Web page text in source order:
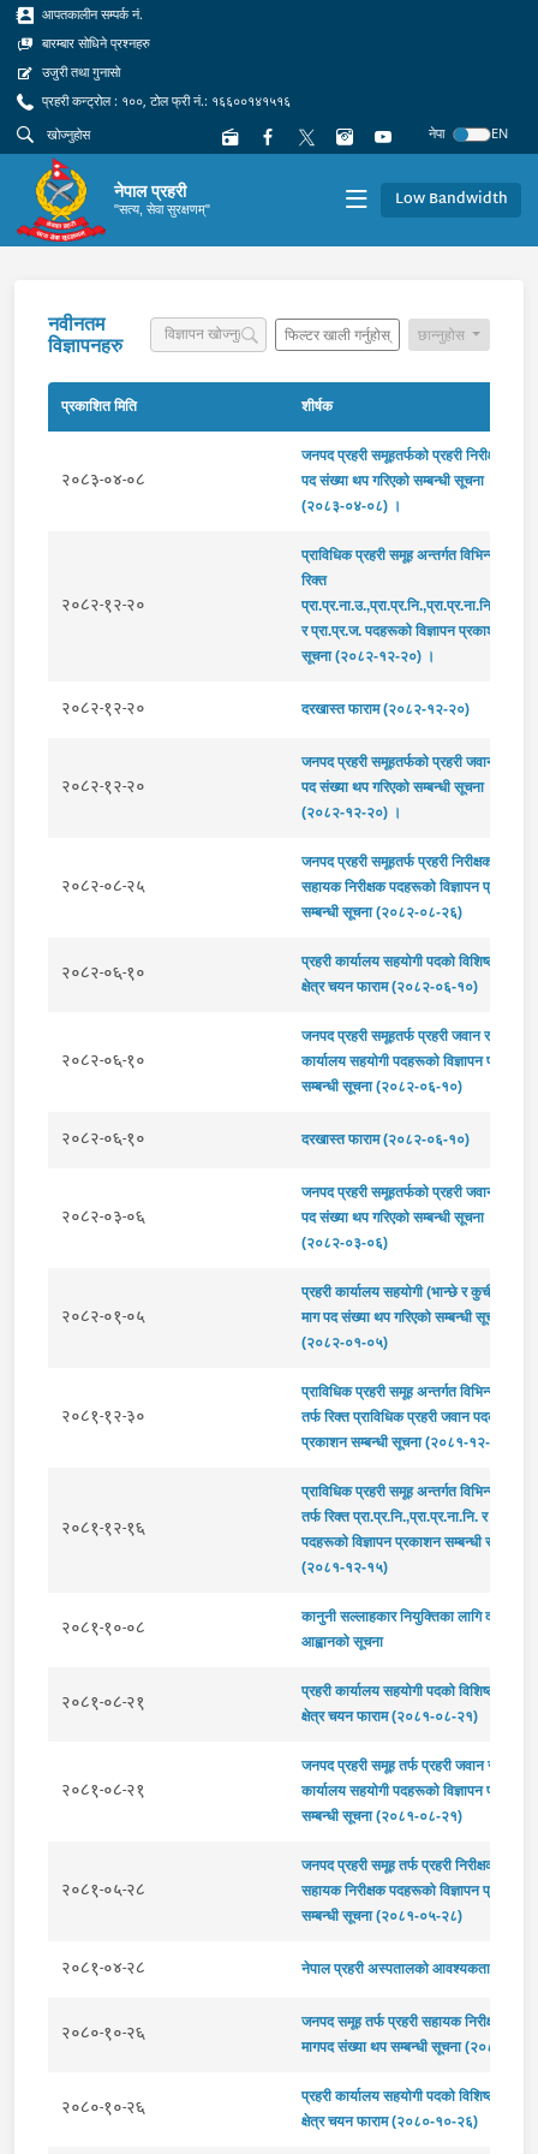
आपतकालीन सम्पर्क नं.
बारम्बार सोधिने प्रश्नहरु
उजुरी तथा गुनासो
प्रहरी कन्ट्रोल : १००, टोल फ्री नं.: १६६००१४१५१६
नेपा
EN
नेपाल प्रहरी
"सत्य, सेवा सुरक्षणम्" Low Bandwidth
नवीनतम
विज्ञापनहरु
फिल्टर खाली गर्नुहोस् छान्नुहोस
प्रकाशित मिति शीर्षक
२०८३-०४-०८
जनपद प्रहरी समूहतर्फको प्रहरी निरीक्षक
पद संख्या थप गरिएको सम्बन्धी सूचना
(२०८३-०४-०८) ।
२०८२-१२-२०
प्राविधिक प्रहरी समूह अन्तर्गत विभिन्न
रिक्त
र प्रा.प्र.ज. पदहरूको विज्ञापन प्रकाशन
सूचना (२०८२-१२-२०) ।
२०८२-१२-२० दरखास्त फाराम (२०८२-१२-२०)
२०८२-१२-२०
जनपद प्रहरी समूहतर्फको प्रहरी जवान पदको
पद संख्या थप गरिएको सम्बन्धी सूचना
(२०८२-१२-२०) ।
२०८२-०८-२५
जनपद प्रहरी समूहतर्फ प्रहरी निरीक्षक र प्रहरी
सहायक निरीक्षक पदहरूको विज्ञापन प्रकाशन
सम्बन्धी सूचना (२०८२-०८-२६)
२०८२-०६-१०
प्रहरी कार्यालय सहयोगी पदको विशिष्टीकृत
क्षेत्र चयन फाराम (२०८२-०६-१०)
२०८२-०६-१०
जनपद प्रहरी समूहतर्फ प्रहरी जवान र प्रहरी
कार्यालय सहयोगी पदहरूको विज्ञापन प्रकाशन
सम्बन्धी सूचना (२०८२-०६-१०)
२०८२-०६-१० दरखास्त फाराम (२०८२-०६-१०)
२०८२-०३-०६
जनपद प्रहरी समूहतर्फको प्रहरी जवान पदको
पद संख्या थप गरिएको सम्बन्धी सूचना
(२०८२-०३-०६)
२०८२-०१-०५
प्रहरी कार्यालय सहयोगी (भान्छे र कुचीकार)
माग पद संख्या थप गरिएको सम्बन्धी सूचना
(२०८२-०१-०५)
२०८१-१२-३०
प्राविधिक प्रहरी समूह अन्तर्गत विभिन्न
तर्फ रिक्त प्राविधिक प्रहरी जवान पदको
प्रकाशन सम्बन्धी सूचना (२०८१-१२-२९)
२०८१-१२-१६
प्राविधिक प्रहरी समूह अन्तर्गत विभिन्न
तर्फ रिक्त प्रा.प्र.नि.,प्रा.प्र.ना.नि. र
पदहरूको विज्ञापन प्रकाशन सम्बन्धी सूचना
(२०८१-१२-१५)
२०८१-१०-०८
कानुनी सल्लाहकार नियुक्तिका लागि दरखास्त
आह्वानको सूचना
२०८१-०८-२१
प्रहरी कार्यालय सहयोगी पदको विशिष्टीकृत
क्षेत्र चयन फाराम (२०८१-०८-२१)
२०८१-०८-२१
जनपद प्रहरी समूह तर्फ प्रहरी जवान र प्रहरी
कार्यालय सहयोगी पदहरूको विज्ञापन प्रकाशन
सम्बन्धी सूचना (२०८१-०८-२१)
२०८१-०५-२८
जनपद प्रहरी समूह तर्फ प्रहरी निरीक्षक र प्रहरी
सहायक निरीक्षक पदहरूको विज्ञापन प्रकाशन
सम्बन्धी सूचना (२०८१-०५-२८)
२०८१-०४-२८ नेपाल प्रहरी अस्पतालको आवश्यकता सम्बन्धि
२०८०-१०-२६
जनपद समूह तर्फ प्रहरी सहायक निरीक्षक पदको
मागपद संख्या थप सम्बन्धी सूचना (२०८०-१०-
२०८०-१०-२६
प्रहरी कार्यालय सहयोगी पदको विशिष्‍टीकृत
क्षेत्र चयन फाराम (२०८०-१०-२६)